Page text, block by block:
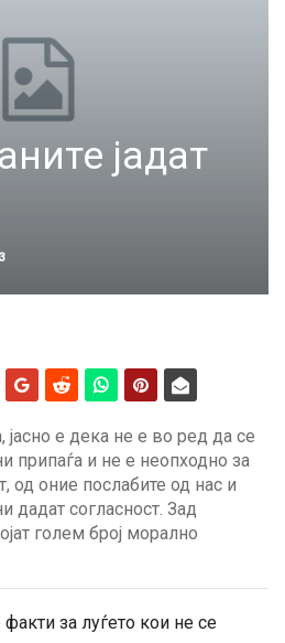
јадат
јасно е дека не е во ред да се
припаѓа и не е неопходно за
од оние послабите од нас и
дадат согласност. Зад
голем број морално
факти за луѓето кои не се